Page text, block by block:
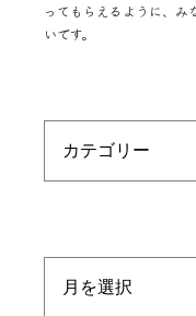
ってもらえるように、み
いです。